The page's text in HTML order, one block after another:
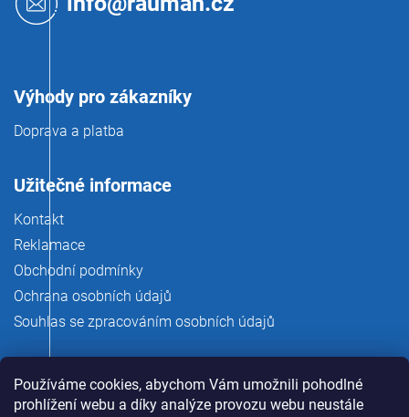
Používáme cookies, abychom Vám umožnili pohodlné
prohlížení webu a díky analýze provozu webu neustále
Výhody pro zákazníky
Doprava a platba
Užitečné informace
Kontakt
Reklamace
Obchodní podmínky
Ochrana osobních údajů
Souhlas se zpracováním osobních údajů